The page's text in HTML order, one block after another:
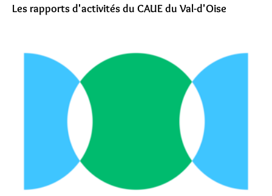
Les rapports d'activités du CAUE du Val-d'Oise